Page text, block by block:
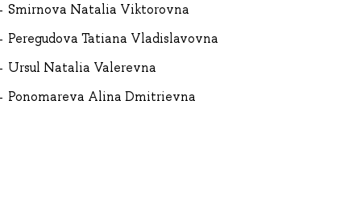
Smirnova Natalia Viktorovna
Peregudova Tatiana Vladislavovna
Ursul Natalia Valerevna
Ponomareva Alina Dmitrievna